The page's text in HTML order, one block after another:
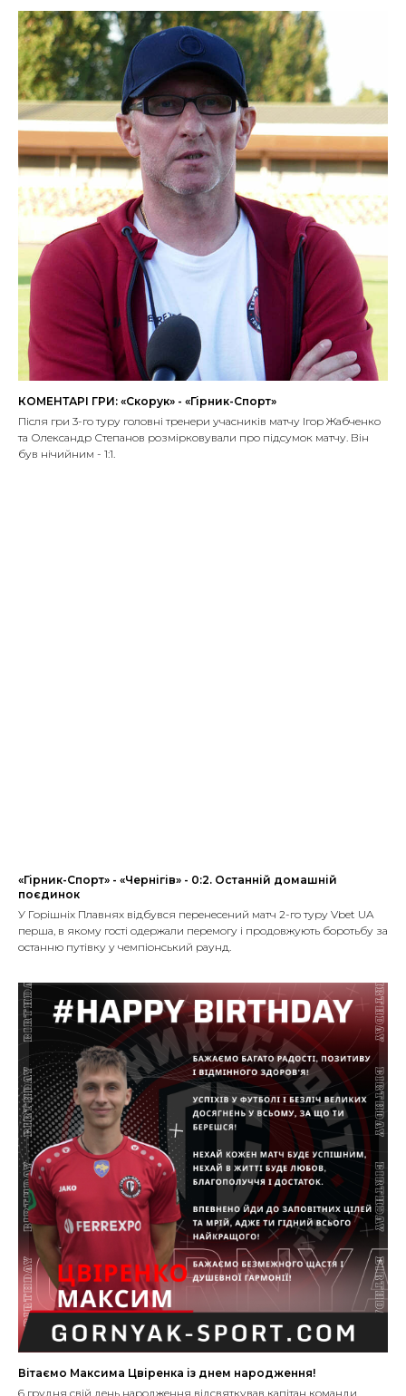
КОМЕНТАРІ ГРИ: «Скорук» - «Гірник-Спорт»
Після гри 3-го туру головні тренери учасників матчу Ігор Жабченко
та Олександр Степанов розмірковували про підсумок матчу. Він
був нічийним - 1:1.
«Гірник-Спорт» - «Чернігів» - 0:2. Останній домашній
поєдинок
У Горішніх Плавнях відбувся перенесений матч 2-го туру Vbet UA
перша, в якому гості одержали перемогу і продовжують боротьбу за
останню путівку у чемпіонський раунд.
Вітаємо Максима Цвіренка із днем народження!
6 грудня свій день народження відсвяткував капітан команди